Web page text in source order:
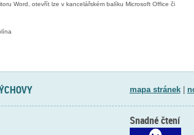
Word, otevřít lze v kancelářském balíku Microsoft Office či
mapa stránek|
Snadné čtení